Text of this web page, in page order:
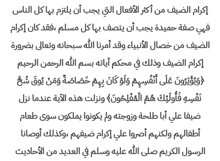
إكرام الضيف من أكثر الأفعال التي يجب أن يلتزم بها كل الناس
فهي صفة حميدة يجب أن يتصف بها كل مسلم ،فقد كان إكرام
الضيف من خصال الأنبياء وقد أمرنا الله سبحانه وتعالى بضرورة
إكرام الضيف وذلك في محكم أياته بسم الله الرحمن الرحيم
﴿وَيُؤْثِرُونَ عَلَى أَنْفُسِهِمْ وَلَوْ كَانَ بِهِمْ خَصَاصَةٌ وَمَنْ يُوقَ شُحَّ
نَفْسِهِ فَأُولَئِكَ هُمُ الْمُفْلِحُونَ﴾ ونزلت هذه الآية عندما نزل
ضيفا علي أبا طلحة وزوجته ولم يكونوا يملكون سوى طعام
أطفالهم ولكنهم أصروا علي إكرام ضيفهم ،وكذلك أوصانا
الرسول الكريم صلى الله عليه وسلم في العديد من الأحاديث